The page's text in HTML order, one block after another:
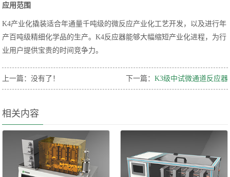
应用范围
K4产业化撬装适合年通量千吨级的微反应产业化工艺开发，以及进行年
产百吨级精细化学品的生产。K4反应器能够大幅缩短产业化进程，为行
业用户提供宝贵的时间竞争力。
上一篇：没有了！ 下一篇： K3级中试微通道反应器
相关内容